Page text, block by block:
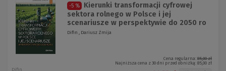
-5 %
Kierunki transformacji cyfrowej
sektora rolnego w Polsce i jej
scenariusze w perspektywie do 2050 ro
Difin , Dariusz Żmija
Cena regularna: 85,00 zł
Najniższa cena z 30 dni przed obniżką: 85,00 zł
Difin